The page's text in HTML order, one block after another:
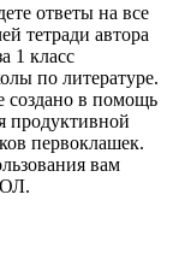
ответы на все
тетради автора
1 класс
по литературе.
создано в помощь
продуктивной
первоклашек.
вам